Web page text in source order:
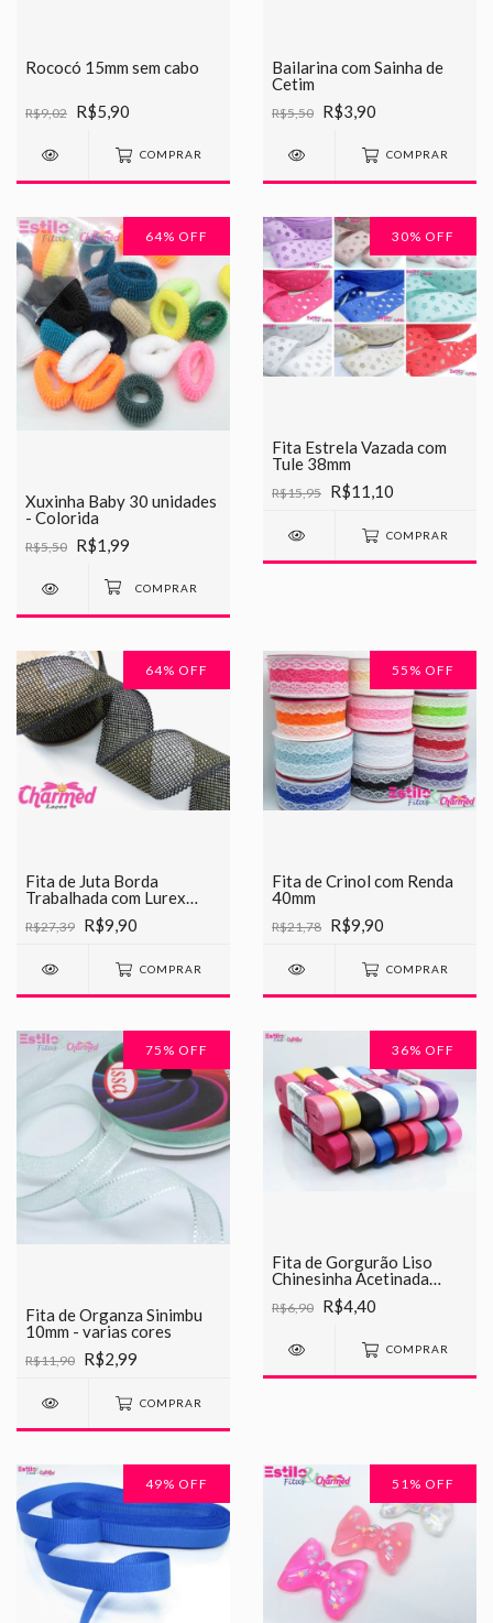
Rococó 15mm sem cabo
R$9,02 R$5,90
COMPRAR
Bailarina com Sainha de
Cetim
R$5,50 R$3,90
COMPRAR
64% OFF
Xuxinha Baby 30 unidades
- Colorida
R$5,50 R$1,99
30% OFF
Fita Estrela Vazada com
Tule 38mm
R$15,95 R$11,10
COMPRAR
64% OFF
Fita de Juta Borda
Trabalhada com Lurex
R$27,39 R$9,90
COMPRAR
55 % OFF
Fita de Crinol com Renda
40mm
R$21,78 R$9,90
COMPRAR
75 % OFF
Fita de Organza Sinimbu
10mm - varias cores
R$11,90 R$2,99
COMPRAR
36% OFF
Fita de Gorgurão Liso
Chinesinha Acetinada
R$6,90 R$4,40
COMPRAR
49% OFF 51% OFF